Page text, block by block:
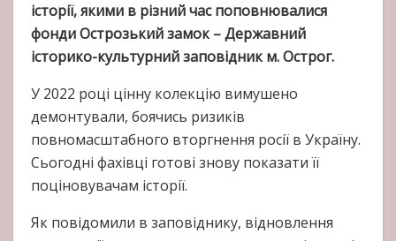
історії, якими в різний час поповнювалися
фонди Острозький замок – Державний
історико-культурний заповідник м. Острог.
У 2022 році цінну колекцію вимушено
демонтували, боячись ризиків
повномасштабного вторгнення росії в Україну.
Сьогодні фахівці готові знову показати її
поціновувачам історії.
Як повідомили в заповіднику, відновлення